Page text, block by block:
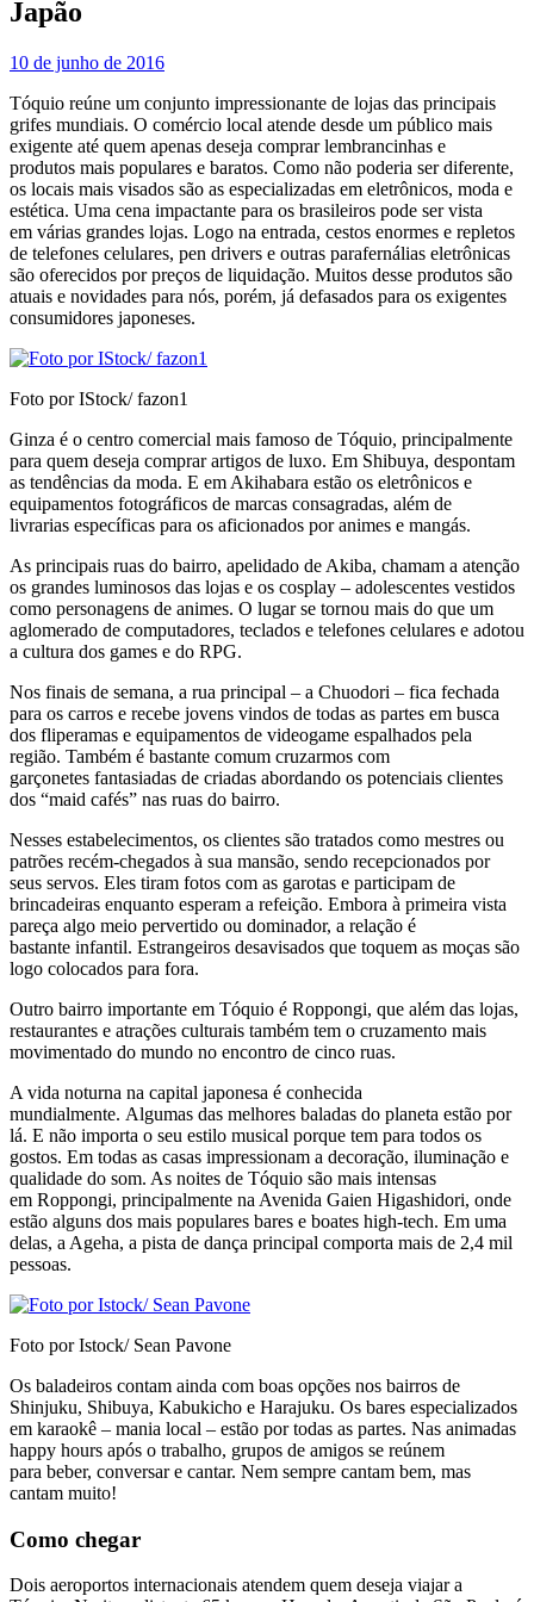
Japão
10 de junho de 2016
Tóquio reúne um conjunto impressionante de lojas das principais
grifes mundiais. O comércio local atende desde um público mais
exigente até quem apenas deseja comprar lembrancinhas e
produtos mais populares e baratos. Como não poderia ser diferente,
os locais mais visados são as especializadas em eletrônicos, moda e
estética. Uma cena impactante para os brasileiros pode ser vista
em várias grandes lojas. Logo na entrada, cestos enormes e repletos
de telefones celulares, pen drivers e outras parafernálias eletrônicas
são oferecidos por preços de liquidação. Muitos desse produtos são
atuais e novidades para nós, porém, já defasados para os exigentes
consumidores japoneses.
Foto por IStock/ fazon1
Ginza é o centro comercial mais famoso de Tóquio, principalmente
para quem deseja comprar artigos de luxo. Em Shibuya, despontam
as tendências da moda. E em Akihabara estão os eletrônicos e
equipamentos fotográficos de marcas consagradas, além de
livrarias específicas para os aficionados por animes e mangás.
As principais ruas do bairro, apelidado de Akiba, chamam a atenção
os grandes luminosos das lojas e os cosplay – adolescentes vestidos
como personagens de animes. O lugar se tornou mais do que um
aglomerado de computadores, teclados e telefones celulares e adotou
a cultura dos games e do RPG.
Nos finais de semana, a rua principal – a Chuodori – fica fechada
para os carros e recebe jovens vindos de todas as partes em busca
dos fliperamas e equipamentos de videogame espalhados pela
região. Também é bastante comum cruzarmos com
garçonetes fantasiadas de criadas abordando os potenciais clientes
dos “maid cafés” nas ruas do bairro.
Nesses estabelecimentos, os clientes são tratados como mestres ou
patrões recém-chegados à sua mansão, sendo recepcionados por
seus servos. Eles tiram fotos com as garotas e participam de
brincadeiras enquanto esperam a refeição. Embora à primeira vista
pareça algo meio pervertido ou dominador, a relação é
bastante infantil. Estrangeiros desavisados que toquem as moças são
logo colocados para fora.
Outro bairro importante em Tóquio é Roppongi, que além das lojas,
restaurantes e atrações culturais também tem o cruzamento mais
movimentado do mundo no encontro de cinco ruas.
A vida noturna na capital japonesa é conhecida
mundialmente. Algumas das melhores baladas do planeta estão por
lá. E não importa o seu estilo musical porque tem para todos os
gostos. Em todas as casas impressionam a decoração, iluminação e
qualidade do som. As noites de Tóquio são mais intensas
em Roppongi, principalmente na Avenida Gaien Higashidori, onde
estão alguns dos mais populares bares e boates high-tech. Em uma
delas, a Ageha, a pista de dança principal comporta mais de 2,4 mil
pessoas.
Foto por Istock/ Sean Pavone
Os baladeiros contam ainda com boas opções nos bairros de
Shinjuku, Shibuya, Kabukicho e Harajuku. Os bares especializados
em karaokê – mania local – estão por todas as partes. Nas animadas
happy hours após o trabalho, grupos de amigos se reúnem
para beber, conversar e cantar. Nem sempre cantam bem, mas
cantam muito!
Como chegar
Dois aeroportos internacionais atendem quem deseja viajar a